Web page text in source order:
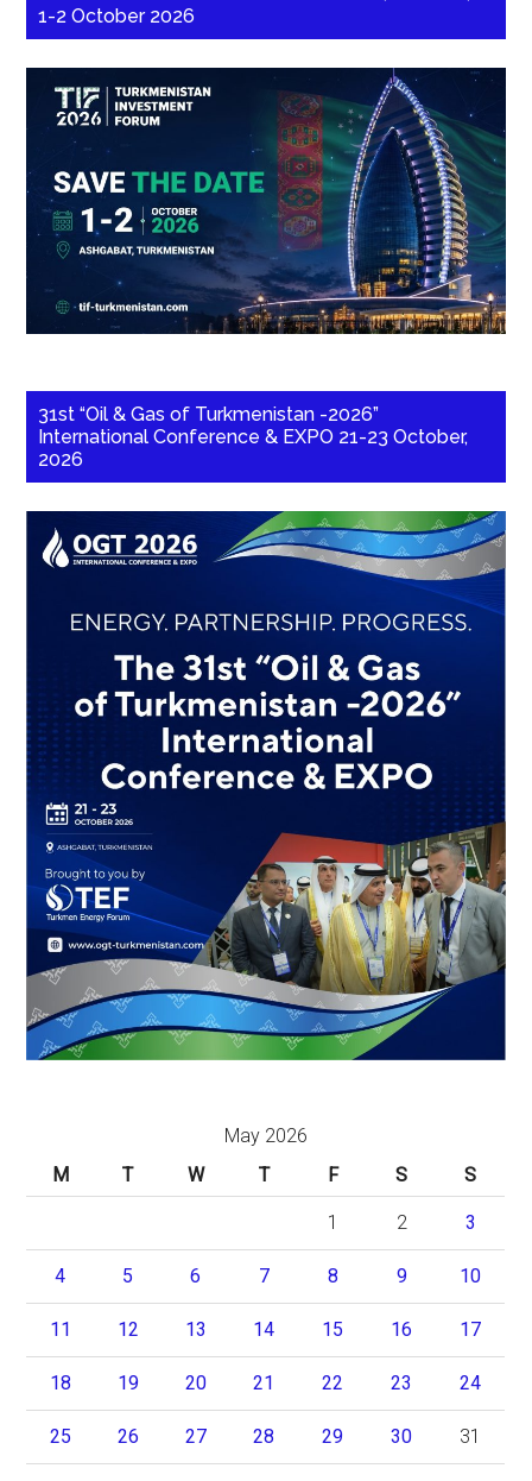
1-2 October 2026
31st “Oil & Gas of Turkmenistan -2026”
International Conference & EXPO 21-23 October,
2026
May 2026
M
T W T F S S
1 2 3
4 5 6 7 8 9 10
11 12 13 14 15 16 17
18 19 20 21 22 23 24
25 26 27 28 29 30 31